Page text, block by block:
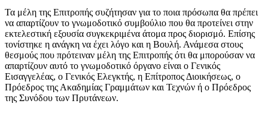
Τα μέλη της Επιτροπής συζήτησαν για το ποια πρόσωπα θα πρέπει
να απαρτίζουν το γνωμοδοτικό συμβούλιο που θα προτείνει στην
εκτελεστική εξουσία συγκεκριμένα άτομα προς διορισμό. Επίσης
τονίστηκε η ανάγκη να έχει λόγο και η Βουλή. Ανάμεσα στους
θεσμούς που πρότειναν μέλη της Επιτροπής ότι θα μπορούσαν να
απαρτίζουν αυτό το γνωμοδοτικό όργανο είναι ο Γενικός
Εισαγγελέας, ο Γενικός Ελεγκτής, η Επίτροπος Διοικήσεως, ο
Πρόεδρος της Ακαδημίας Γραμμάτων και Τεχνών ή ο Πρόεδρος
της Συνόδου των Πρυτάνεων.